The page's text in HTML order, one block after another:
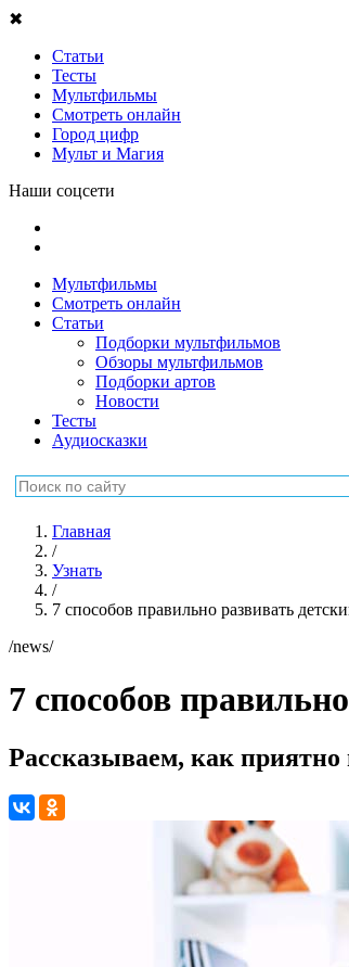
✖
Статьи
Тесты
Мультфильмы
Смотреть онлайн
Город цифр
Мульт и Магия
Наши соцсети
Мультфильмы
Смотреть онлайн
Статьи
Подборки мультфильмов
Обзоры мультфильмов
Подборки артов
Новости
Тесты
Аудиосказки
Главная
/
Узнать
/
7 способов правильно развивать
/news/
7 способов
Рассказываем, как